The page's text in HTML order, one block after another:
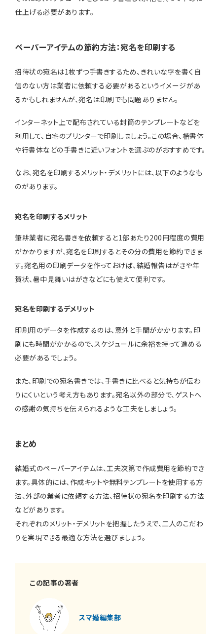
仕上げる必要があります。
ペーパーアイテムの節約方法：宛名を印刷する
招待状の宛名は1枚ずつ手書きするため、きれいな字を書く自
信のない方は業者に依頼する必要があるというイメージがあ
るかもしれませんが、宛名は印刷でも問題ありません。
インターネット上で配布されている封筒のテンプレートなどを
利用して、自宅のプリンターで印刷しましょう。この場合、楷書体
や行書体などの手書きに近いフォントを選ぶのがおすすめです。
なお、宛名を印刷するメリット・デメリットには、以下のようなも
のがあります。
宛名を印刷するメリット
筆耕業者に宛名書きを依頼すると1部あたり200円程度の費用
がかかりますが、宛名を印刷するとその分の費用を節約できま
す。宛名用の印刷データを作っておけば、結婚報告はがきや年
賀状、暑中見舞いはがきなどにも使えて便利です。
宛名を印刷するデメリット
印刷用のデータを作成するのは、意外と手間がかかります。印
刷にも時間がかかるので、スケジュールに余裕を持って進める
必要があるでしょう。
また、印刷での宛名書きでは、手書きに比べると気持ちが伝わ
りにくいという考え方もあります。宛名以外の部分で、ゲストへ
の感謝の気持ちを伝えられるような工夫をしましょう。
まとめ
結婚式のペーパーアイテムは、工夫次第で作成費用を節約でき
ます。具体的には、作成キットや無料テンプレートを使用する方
法、外部の業者に依頼する方法、招待状の宛名を印刷する方法
などがあります。
それぞれのメリット・デメリットを把握したうえで、二人のこだわ
りを実現できる最適な方法を選びましょう。
この記事の著者
スマ婚編集部